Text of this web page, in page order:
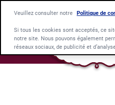
Veuillez consulter notre Politique de
Si tous les cookies sont acceptés, ce
notre site. Nous pouvons également
réseaux sociaux, de publicité et